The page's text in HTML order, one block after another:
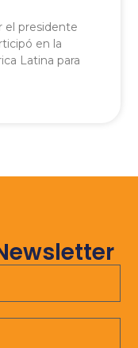
el presidente
en la
Latina para